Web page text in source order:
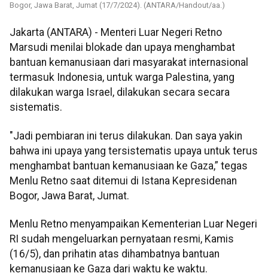
Bogor, Jawa Barat, Jumat (17/7/2024). (ANTARA/Handout/aa.)
Jakarta (ANTARA) - Menteri Luar Negeri Retno
Marsudi menilai blokade dan upaya menghambat
bantuan kemanusiaan dari masyarakat internasional
termasuk Indonesia, untuk warga Palestina, yang
dilakukan warga Israel, dilakukan secara secara
sistematis.
"Jadi pembiaran ini terus dilakukan. Dan saya yakin
bahwa ini upaya yang tersistematis upaya untuk terus
menghambat bantuan kemanusiaan ke Gaza,” tegas
Menlu Retno saat ditemui di Istana Kepresidenan
Bogor, Jawa Barat, Jumat.
Menlu Retno menyampaikan Kementerian Luar Negeri
RI sudah mengeluarkan pernyataan resmi, Kamis
(16/5), dan prihatin atas dihambatnya bantuan
kemanusiaan ke Gaza dari waktu ke waktu.